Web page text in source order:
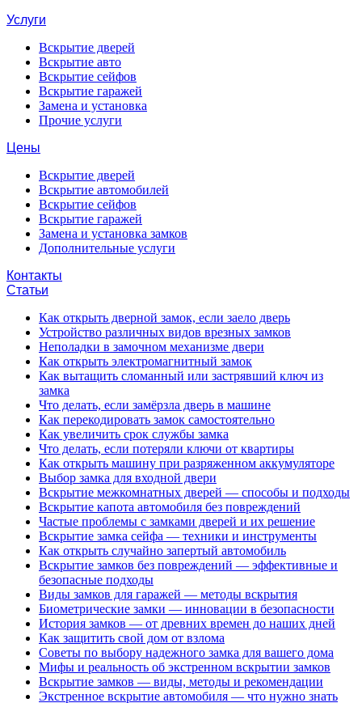
Услуги
Вскрытие дверей
Вскрытие авто
Вскрытие сейфов
Вскрытие гаражей
Замена и установка
Прочие услуги
Цены
Вскрытие дверей
Вскрытие автомобилей
Вскрытие сейфов
Вскрытие гаражей
Замена и установка замков
Дополнительные услуги
Контакты
Статьи
Как открыть дверной замок, если заело дверь
Устройство различных видов врезных замков
Неполадки в замочном механизме двери
Как открыть электромагнитный замок
Как вытащить сломанный или застрявший ключ из
замка
Что делать, если замёрзла дверь в машине
Как перекодировать замок самостоятельно
Как увеличить срок службы замка
Что делать, если потеряли ключи от квартиры
Как открыть машину при разряженном аккумуляторе
Выбор замка для входной двери
Вскрытие межкомнатных дверей — способы и подходы
Вскрытие капота автомобиля без повреждений
Частые проблемы с замками дверей и их решение
Вскрытие замка сейфа — техники и инструменты
Как открыть случайно запертый автомобиль
Вскрытие замков без повреждений — эффективные и
безопасные подходы
Виды замков для гаражей — методы вскрытия
Биометрические замки — инновации в безопасности
История замков — от древних времен до наших дней
Как защитить свой дом от взлома
Советы по выбору надежного замка для вашего дома
Мифы и реальность об экстренном вскрытии замков
Вскрытие замков — виды, методы и рекомендации
Экстренное вскрытие автомобиля — что нужно знать